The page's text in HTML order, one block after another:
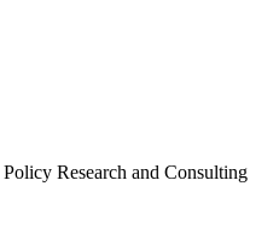
Research and Consulting